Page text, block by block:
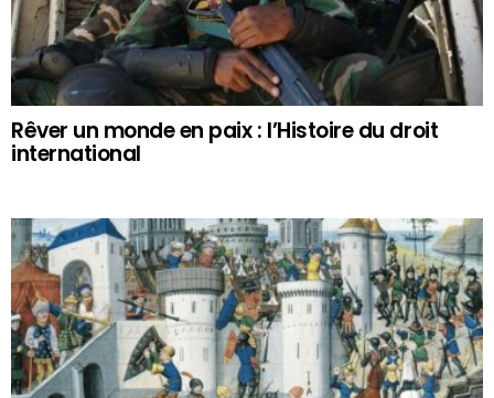
Rêver un monde en paix : l’Histoire du droit
international